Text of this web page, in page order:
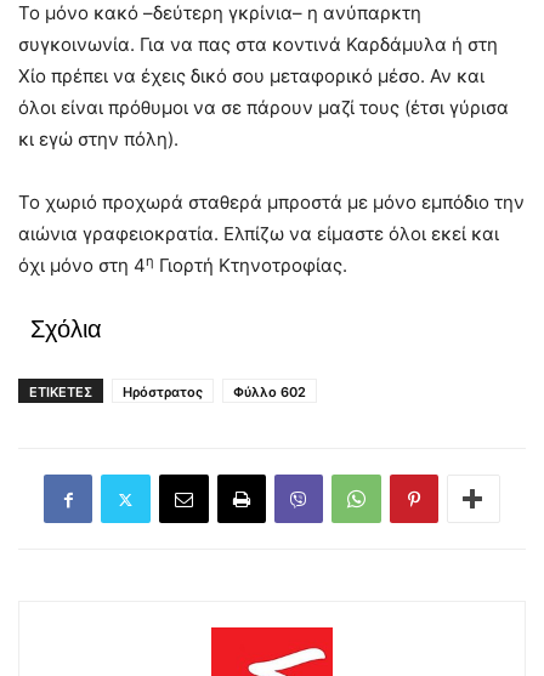
Το μόνο κακό –δεύτερη γκρίνια– η ανύπαρκτη
συγκοινωνία. Για να πας στα κοντινά Καρδάμυλα ή στη
Χίο πρέπει να έχεις δικό σου μεταφορικό μέσο. Αν και
όλοι είναι πρόθυμοι να σε πάρουν μαζί τους (έτσι γύρισα
κι εγώ στην πόλη).
Το χωριό προχωρά σταθερά μπροστά με μόνο εμπόδιο την
αιώνια γραφειοκρατία. Ελπίζω να είμαστε όλοι εκεί και
όχι μόνο στη 4η Γιορτή Κτηνοτροφίας.
Σχόλια
ΕΤΙΚΕΤΕΣ Ηρόστρατος Φύλλο 602